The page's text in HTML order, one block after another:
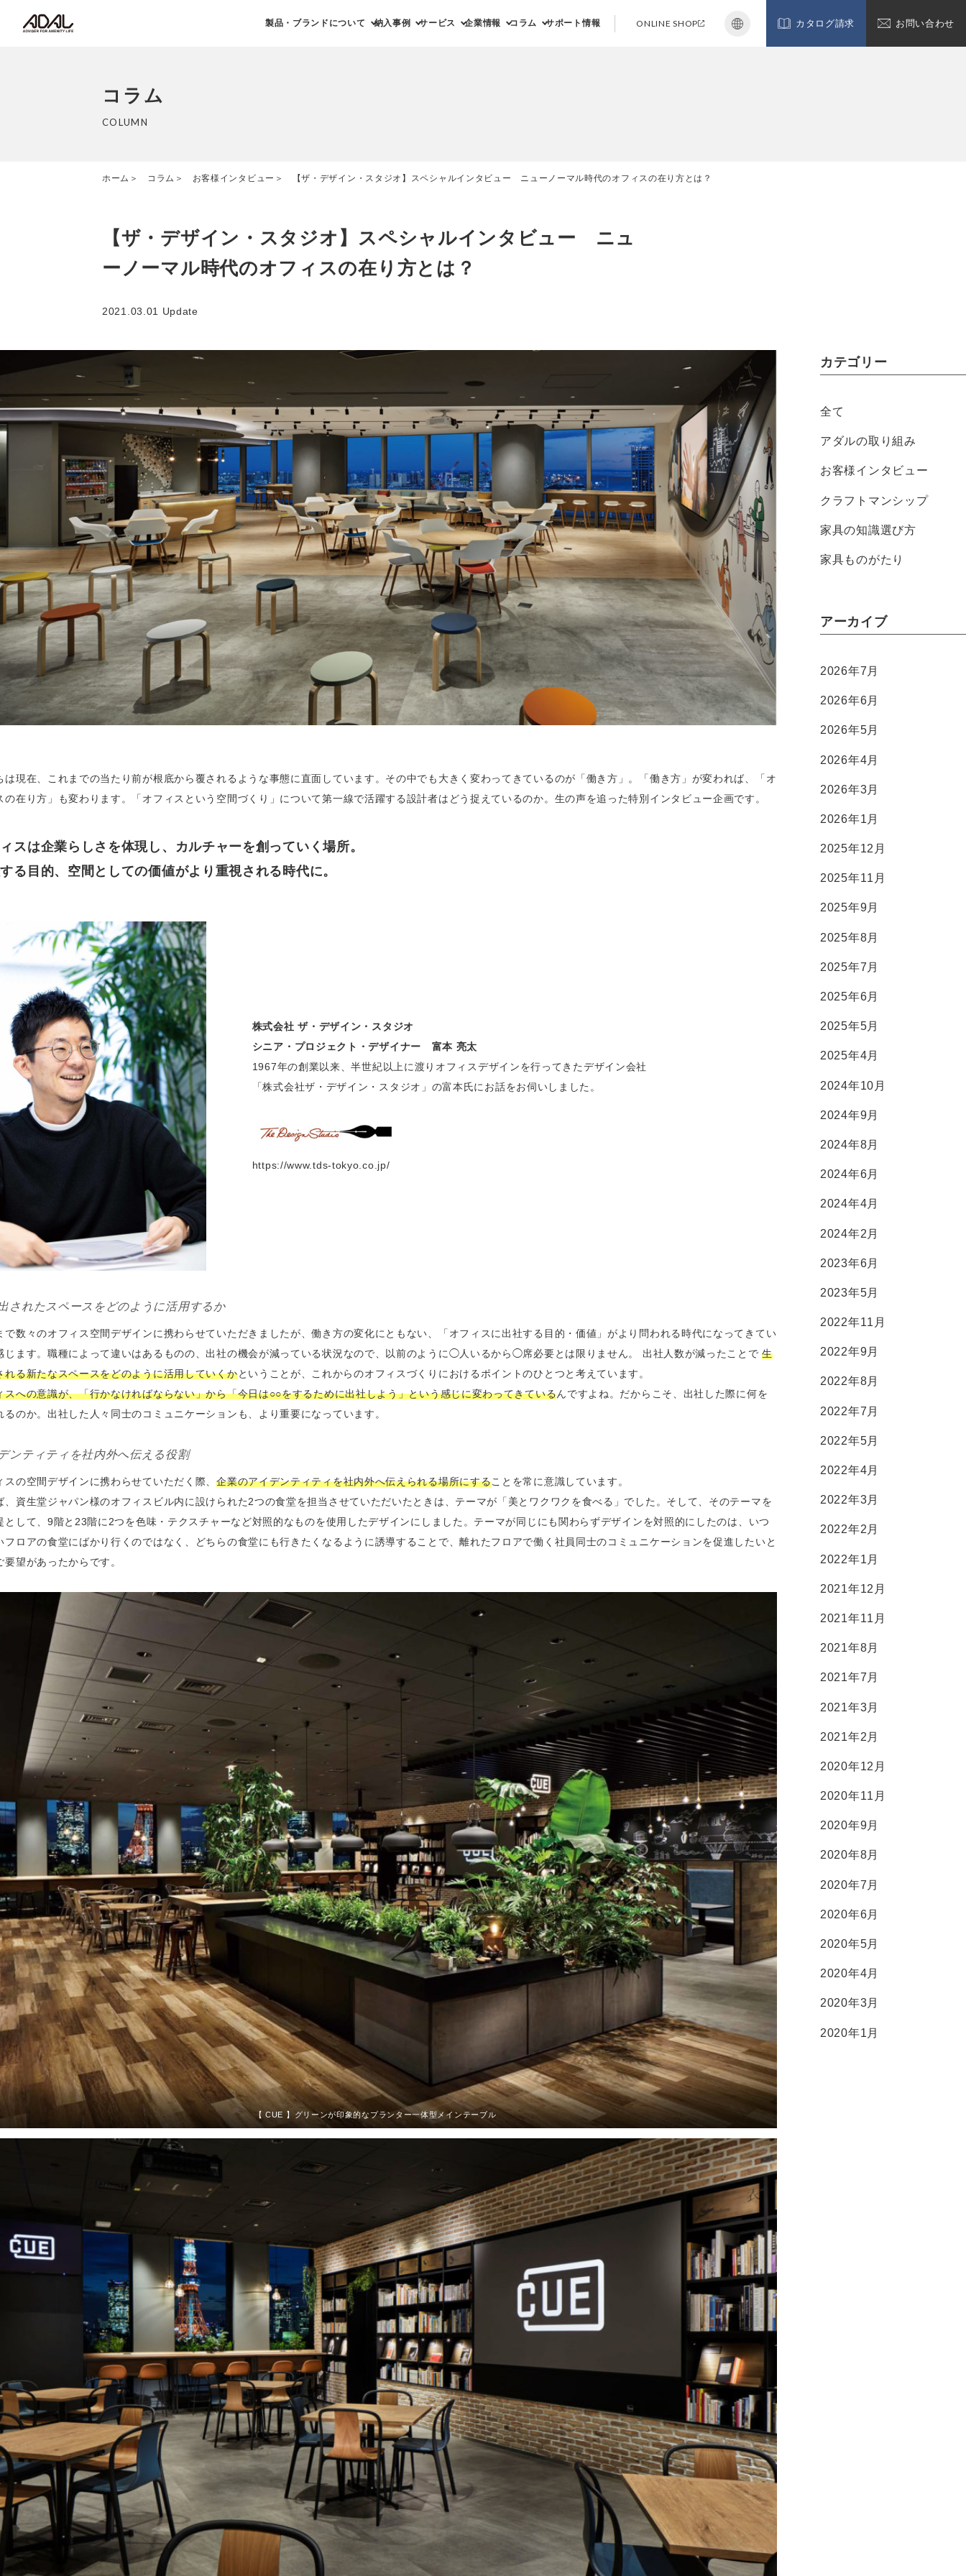
カタログ請求 お問い合わせ
製品・ブランドについて 納入事例 サービス 企業情報 コラム サポート情報 ONLINE SHOP
コラム
COLUMN
ホーム コラム お客様インタビュー 【ザ・デザイン・スタジオ】スペシャルインタビュー ニューノーマル時代のオフィスの在り方とは？
【ザ・デザイン・スタジオ】スペシャルインタビュー ニュ
ーノーマル時代のオフィスの在り方とは？
2021.03.01 Update
は現在、これまでの当たり前が根底から覆されるような事態に直面しています。その中でも大きく変わってきているのが「働き方」。「働き方」が変われば、「オ
の在り方」も変わります。「オフィスという空間づくり」について第一線で活躍する設計者はどう捉えているのか。生の声を追った特別インタビュー企画です。
スは企業らしさを体現し、カルチャーを創っていく場所。
る目的、空間としての価値がより重視される時代に。
株式会社 ザ・デザイン・スタジオ
シニア・プロジェクト・デザイナー 富本 亮太
1967年の創業以来、半世紀以上に渡りオフィスデザインを行ってきたデザイン会社
「株式会社ザ・デザイン・スタジオ」の富本氏にお話をお伺いしました。
https://www.tds-tokyo.co.jp/
されたスペースをどのように活用するか
で数々のオフィス空間デザインに携わらせていただきましたが、働き方の変化にともない、「オフィスに出社する目的・価値」がより問われる時代になってきてい
じます。職種によって違いはあるものの、出社の機会が減っている状況なので、以前のように◯人いるから◯席必要とは限りません。 出社人数が減ったことで生
れる新たなスペースをどのように活用していくかということが、これからのオフィスづくりにおけるポイントのひとつと考えています。
スへの意識が、「行かなければならない」から「今日は○○をするために出社しよう」という感じに変わってきているんですよね。だからこそ、出社した際に何を
るのか。出社した人々同士のコミュニケーションも、より重要になっています。
ンティティを社内外へ伝える役割
スの空間デザインに携わらせていただく際、企業のアイデンティティを社内外へ伝えられる場所にすることを常に意識しています。
、資生堂ジャパン様のオフィスビル内に設けられた2つの食堂を担当させていただいたときは、テーマが「美とワクワクを食べる」でした。そして、そのテーマを
として、9階と23階に2つを色味・テクスチャーなど対照的なものを使用したデザインにしました。テーマが同じにも関わらずデザインを対照的にしたのは、いつ
フロアの食堂にばかり行くのではなく、どちらの食堂にも行きたくなるように誘導することで、離れたフロアで働く社員同士のコミュニケーションを促進したいと
要望があったからです。
【 CUE 】グリーンが印象的なプランター一体型メインテーブル
カテゴリー
全て
アダルの取り組み
お客様インタビュー
クラフトマンシップ
家具の知識選び方
家具ものがたり
アーカイブ
2026年7月
2026年6月
2026年5月
2026年4月
2026年3月
2026年1月
2025年12月
2025年11月
2025年9月
2025年8月
2025年7月
2025年6月
2025年5月
2025年4月
2024年10月
2024年9月
2024年8月
2024年6月
2024年4月
2024年2月
2023年6月
2023年5月
2022年11月
2022年9月
2022年8月
2022年7月
2022年5月
2022年4月
2022年3月
2022年2月
2022年1月
2021年12月
2021年11月
2021年8月
2021年7月
2021年3月
2021年2月
2020年12月
2020年11月
2020年9月
2020年8月
2020年7月
2020年6月
2020年5月
2020年4月
2020年3月
2020年1月